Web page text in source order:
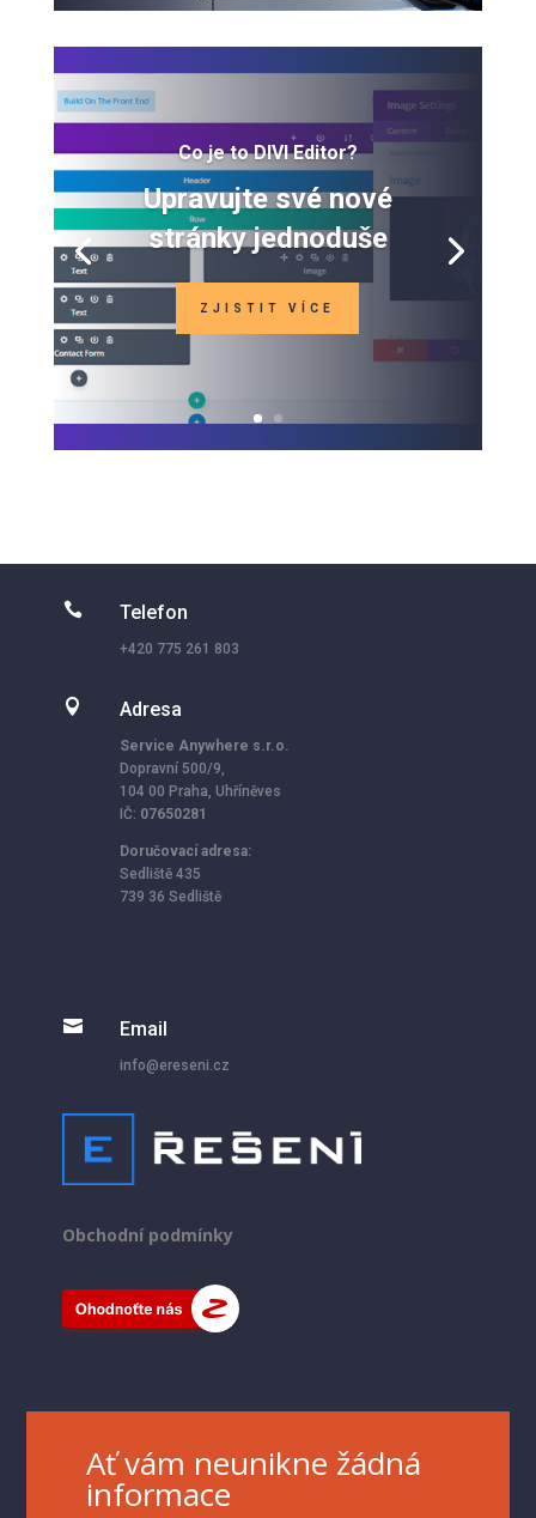
Co je to DIVI Editor?
Upravujte své nové
stránky jednoduše
ZJISTIT VÍCE
 Telefon
+420 775 261 803
 Adresa
Service Anywhere s.r.o.
Dopravní 500/9,
104 00 Praha, Uhříněves
IČ: 07650281
Doručovací adresa:
Sedliště 435
739 36 Sedliště
 Email
info@ereseni.cz
Obchodní podmínky
Ať vám neunikne žádná
informace